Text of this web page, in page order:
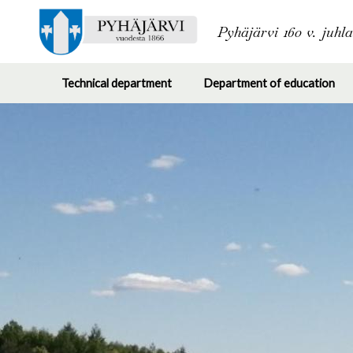
Pyhäjärvi 160 v.
Technical department
Toggle
submenu
Department of education